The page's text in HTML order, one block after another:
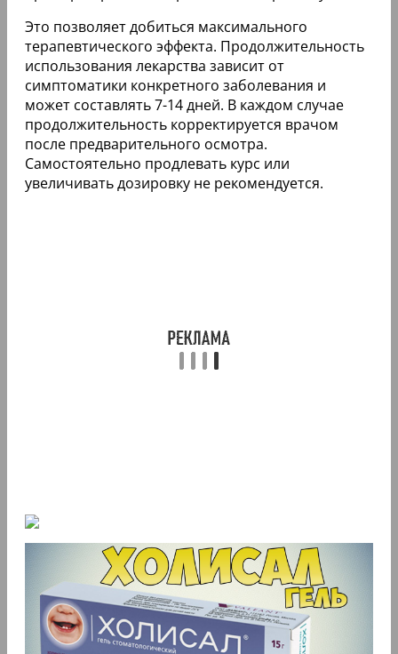
Это позволяет добиться максимального
терапевтического эффекта. Продолжительность
использования лекарства зависит от
симптоматики конкретного заболевания и
может составлять 7-14 дней. В каждом случае
продолжительность корректируется врачом
после предварительного осмотра.
Самостоятельно продлевать курс или
увеличивать дозировку не рекомендуется.